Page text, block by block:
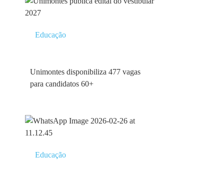
Educação
Unimontes disponibiliza 477 vagas
para candidatos 60+
Educação